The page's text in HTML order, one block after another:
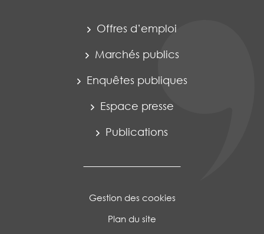
Offres d’emploi
Marchés publics
Enquêtes publiques
Espace presse
Publications
Gestion des cookies
Plan du site